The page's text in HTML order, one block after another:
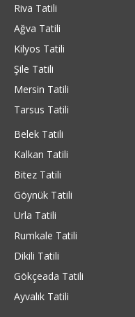
Riva Tatili
Ağva Tatili
Kilyos Tatili
Şile Tatili
Mersin Tatili
Tarsus Tatili
Belek Tatili
Kalkan Tatili
Bitez Tatili
Göynük Tatili
Urla Tatili
Rumkale Tatili
Dikili Tatili
Gökçeada Tatili
Ayvalık Tatili